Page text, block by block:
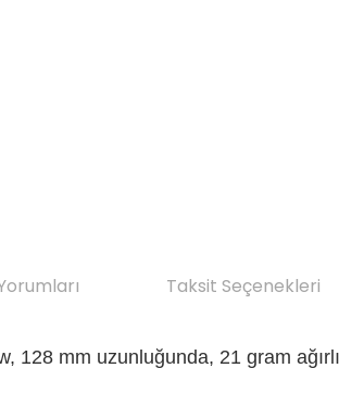
Taksit Seçenekleri
128 mm uzunluğunda, 21 gram